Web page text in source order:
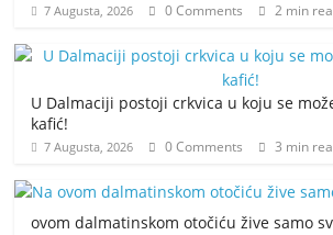
7 Augusta, 2026 0 Comments 2 min
U Dalmaciji postoji crkvica u koju se
kafić!
7 Augusta, 2026 0 Comments 3 min
ovom dalmatinskom otočiću žive samo